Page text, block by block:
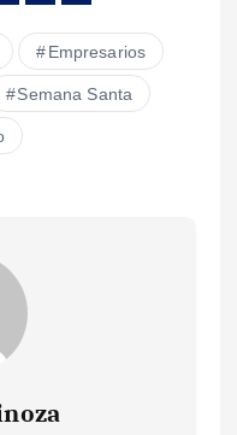
Empresarios
Semana Santa